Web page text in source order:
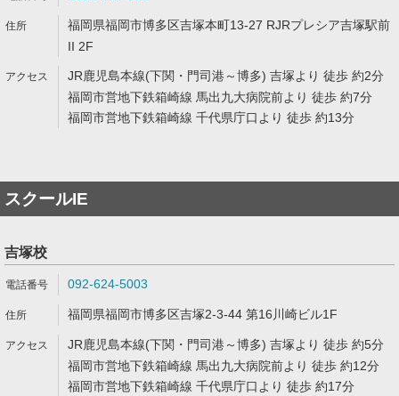
福岡県福岡市博多区吉塚本町13-27 RJRプレシア吉塚駅前
II 2F
JR鹿児島本線(下関・門司港～博多) 吉塚より 徒歩 約2分
福岡市営地下鉄箱崎線 馬出九大病院前より 徒歩 約7分
福岡市営地下鉄箱崎線 千代県庁口より 徒歩 約13分
スクールIE
吉塚校
092-624-5003
福岡県福岡市博多区吉塚2-3-44 第16川崎ビル1F
JR鹿児島本線(下関・門司港～博多) 吉塚より 徒歩 約5分
福岡市営地下鉄箱崎線 馬出九大病院前より 徒歩 約12分
福岡市営地下鉄箱崎線 千代県庁口より 徒歩 約17分